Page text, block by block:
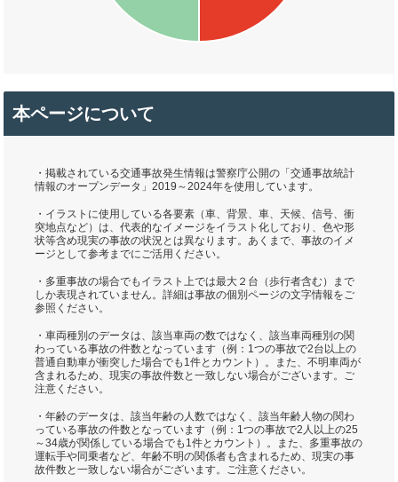
本ページについて
・掲載されている交通事故発生情報は警察庁公開の「交通事故統計
情報のオープンデータ」2019～2024年を使用しています。
・イラストに使用している各要素（車、背景、車、天候、信号、衝
突地点など）は、代表的なイメージをイラスト化しており、色や形
状等含め現実の事故の状況とは異なります。あくまで、事故のイメ
ージとして参考までにご活用ください。
・多重事故の場合でもイラスト上では最大２台（歩行者含む）まで
しか表現されていません。詳細は事故の個別ページの文字情報をご
参照ください。
・車両種別のデータは、該当車両の数ではなく、該当車両種別の関
わっている事故の件数となっています（例：1つの事故で2台以上の
普通自動車が衝突した場合でも1件とカウント）。また、不明車両が
含まれるため、現実の事故件数と一致しない場合がございます。ご
注意ください。
・年齢のデータは、該当年齢の人数ではなく、該当年齢人物の関わ
っている事故の件数となっています（例：1つの事故で2人以上の25
～34歳が関係している場合でも1件とカウント）。また、多重事故の
運転手や同乗者など、年齢不明の関係者も含まれるため、現実の事
故件数と一致しない場合がございます。ご注意ください。